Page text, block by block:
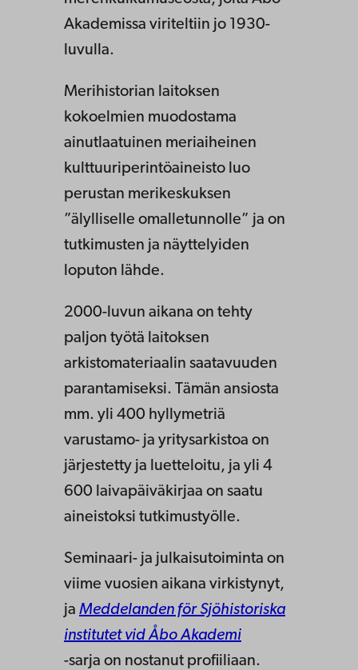
Akademissa viriteltiin jo 1930-
luvulla.
Merihistorian laitoksen
kokoelmien muodostama
ainutlaatuinen meriaiheinen
kulttuuriperintöaineisto luo
perustan merikeskuksen
”älylliselle omalletunnolle” ja on
tutkimusten ja näyttelyiden
loputon lähde.
2000-luvun aikana on tehty
paljon työtä laitoksen
arkistomateriaalin saatavuuden
parantamiseksi. Tämän ansiosta
mm. yli 400 hyllymetriä
varustamo- ja yritysarkistoa on
järjestetty ja luetteloitu, ja yli 4
600 laivapäiväkirjaa on saatu
aineistoksi tutkimustyölle.
Seminaari- ja julkaisutoiminta on
viime vuosien aikana virkistynyt,
ja Meddelanden för Sjöhistoriska
institutet vid Åbo Akademi
-sarja on nostanut profiiliaan.